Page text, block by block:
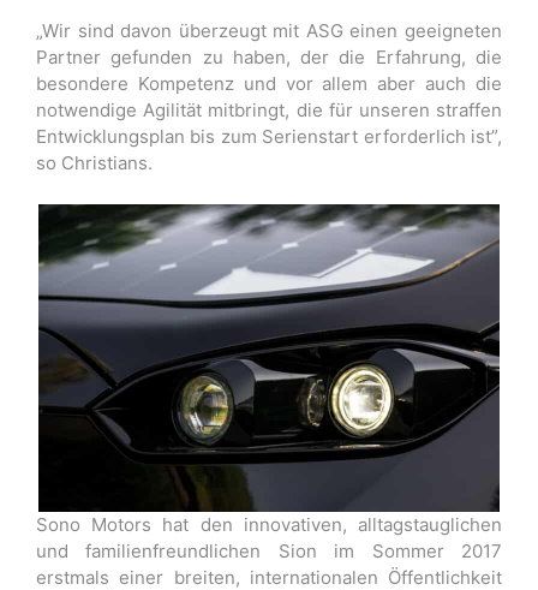
„Wir sind davon überzeugt mit ASG einen geeigneten
Partner gefunden zu haben, der die Erfahrung, die
besondere Kompetenz und vor allem aber auch die
notwendige Agilität mitbringt, die für unseren straffen
Entwicklungsplan bis zum Serienstart erforderlich ist”,
so Christians.
Sono Motors hat den innovativen, alltagstauglichen
und familienfreundlichen Sion im Sommer 2017
erstmals einer breiten, internationalen Öffentlichkeit